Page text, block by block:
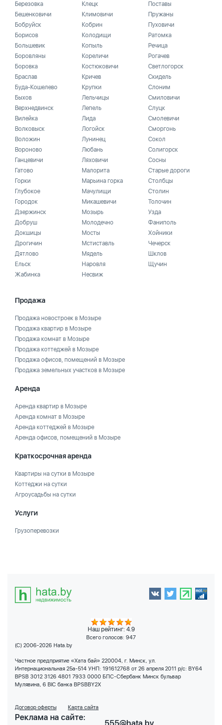
Березовка
Бешенковичи
Бобруйск
Борисов
Большевик
Боровляны
Боровка
Браслав
Буда-Кошелево
Быхов
Верхнедвинск
Вилейка
Волковыск
Воложин
Вороново
Ганцевичи
Гатово
Горки
Глубокое
Городок
Дзержинск
Добруш
Докшицы
Дрогичин
Дятлово
Ельск
Жабинка
Клецк
Климовичи
Кобрин
Колодищи
Копыль
Кореличи
Костюковичи
Кричев
Крупки
Лельчицы
Лепель
Лида
Логойск
Лунинец
Любань
Ляховичи
Малорита
Марьина горка
Мачулищи
Микашевичи
Мозырь
Молодечно
Мосты
Мстиставль
Мядель
Наровля
Несвиж
Поставы
Пружаны
Пуховичи
Ратомка
Речица
Рогачев
Светлогорск
Скидель
Слоним
Смиловичи
Слуцк
Смолевичи
Сморгонь
Сокол
Солигорск
Сосны
Старые дороги
Столбцы
Столин
Толочин
Узда
Фаниполь
Хойники
Чечерск
Шклов
Щучин
Продажа
Продажа новостроек в Мозыре
Продажа квартир в Мозыре
Продажа комнат в Мозыре
Продажа коттеджей в Мозыре
Продажа офисов, помещений в Мозыре
Продажа земельных участков в Мозыре
Аренда
Аренда квартир в Мозыре
Аренда комнат в Мозыре
Аренда коттеджей в Мозыре
Аренда офисов, помещений в Мозыре
Краткосрочная аренда
Квартиры на сутки в Мозыре
Коттеджи на сутки
Агроусадьбы на сутки
Услуги
Грузоперевозки
Наш рейтинг: 4.9
Всего голосов: 947
(C) 2006-2026 Hata.by
Частное предприятие «Хата бай» 220004, г. Минск, ул.
Интернациональная 25а-514 УНП: 191612768 от 26 апреля 2011 р/с: BY64
BPSB 3012 3126 4801 7933 0000 БПС-Сбербанк Минск бульвар
Мулявина, 6 BIC банка BPSBBY2X
Договор оферты Карта сайта
Реклама на сайте: